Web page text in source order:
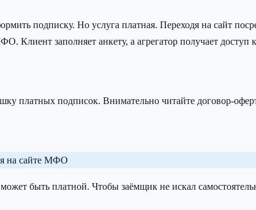
подписку. Но услуга платная. Переходя на сайт
Клиент заполняет анкету, а агрегатор получает
платных подписок. Внимательно читайте договор-
на сайте МФО
быть платной. Чтобы заёмщик не искал